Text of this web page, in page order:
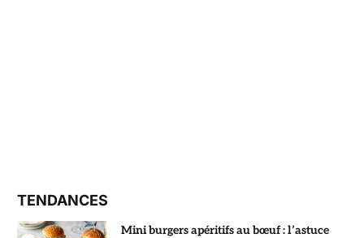
TENDANCES
Mini burgers apéritifs au bœuf : l’astuce